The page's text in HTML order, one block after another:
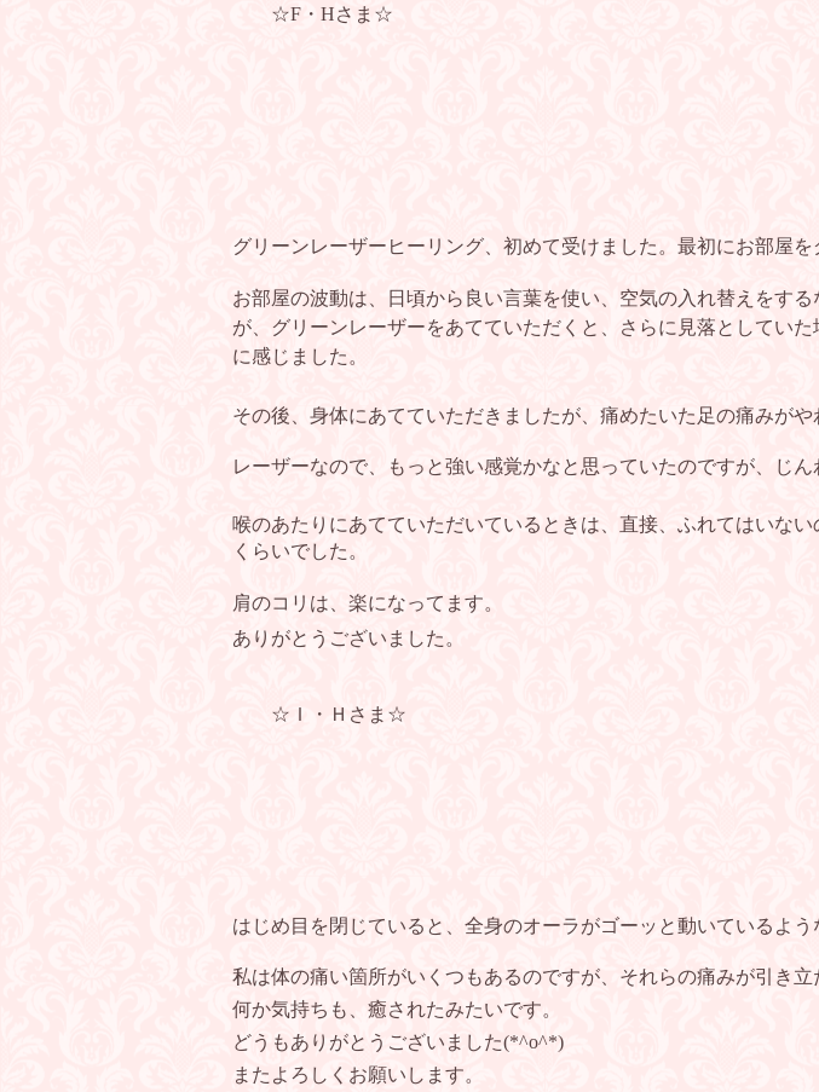
☆F・Hさま☆
グリーンレーザーヒーリング、初めて受けました。最初にお部屋
お部屋の波動は、日頃から良い言葉を使い、空気の入れ替えをす
が、グリーンレーザーをあてていただくと、さらに見落としてい
に感じました。
その後、身体にあてていただきましたが、痛めたいた足の痛みが
レーザーなので、もっと強い感覚かなと思っていたのですが、じ
喉のあたりにあてていただいているときは、直接、ふれてはいな
くらいでした。
肩のコリは、楽になってます。
ありがとうございました。
☆Ｉ・Ｈさま☆
はじめ目を閉じていると、全身のオーラがゴーッと動いているよう
私は体の痛い箇所がいくつもあるのですが、それらの痛みが引き
何か気持ちも、癒されたみたいです。
どうもありがとうございました(*^o^*)
またよろしくお願いします。